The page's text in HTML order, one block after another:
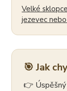
Velké
jezevec
🎯 Jak
👉 Úspěšný